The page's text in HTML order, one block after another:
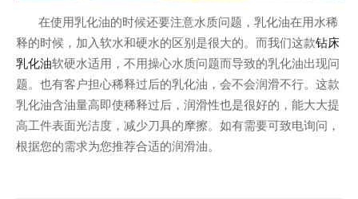
在使用乳化油的时候还要注意水质问题，乳化油在用水稀
释的时候，加入软水和硬水的区别是很大的。而我们这款钻床
乳化油软硬水适用，不用操心水质问题而导致的乳化油出现问
题。也有客户担心稀释过后的乳化油，会不会润滑不行。这款
乳化油含油量高即使稀释过后，润滑性也是很好的，能大大提
高工件表面光洁度，减少刀具的摩擦。如有需要可致电询问，
根据您的需求为您推荐合适的润滑油。